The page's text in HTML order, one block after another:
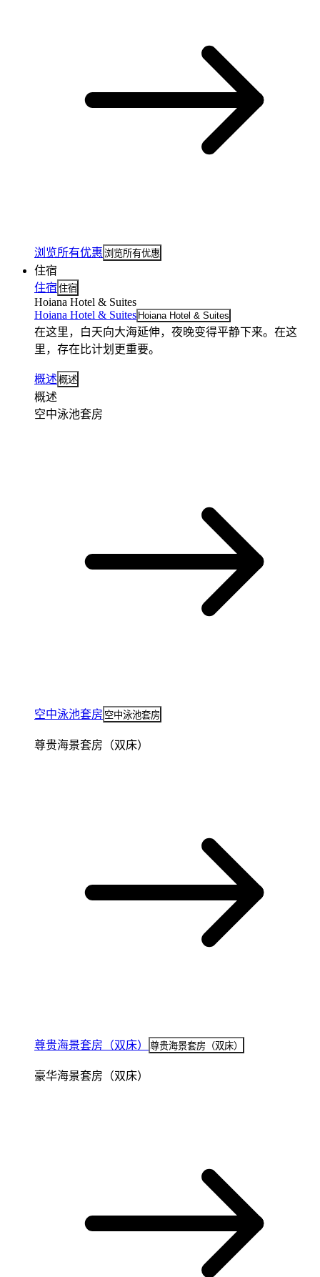
浏览所有优惠 浏览所有优惠
住宿
住宿 住宿
Hoiana Hotel & Suites
Hoiana Hotel & Suites Hoiana Hotel & Suites
在这里，白天向大海延伸，夜晚变得平静下来。在这
里，存在比计划更重要。
概述 概述
概述
空中泳池套房
空中泳池套房 空中泳池套房
尊贵海景套房（双床）
尊贵海景套房（双床） 尊贵海景套房（双床）
豪华海景套房（双床）